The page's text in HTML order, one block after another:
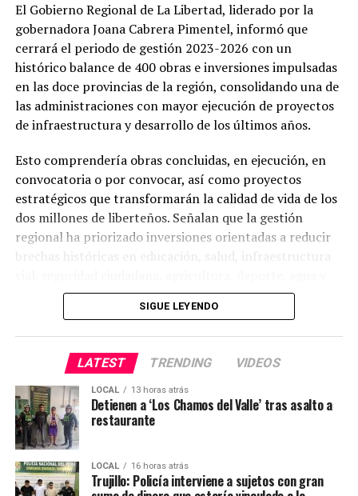
El Gobierno Regional de La Libertad, liderado por la
gobernadora Joana Cabrera Pimentel, informó que
cerrará el periodo de gestión 2023-2026 con un
histórico balance de 400 obras e inversiones impulsadas
en las doce provincias de la región, consolidando una de
las administraciones con mayor ejecución de proyectos
de infraestructura y desarrollo de los últimos años.
Esto comprendería obras concluidas, en ejecución, en
convocatoria o por convocar, así como proyectos
estratégicos que transformarán la calidad de vida de los
dos millones de liberteños. Señalan que la gestión
regional ha priorizado inversiones orientadas a reducir
brechas históricas en educación, salud, infraestructura
saneamiento.
Del total de intervenciones, 120 corresponden al sector
Educación, 58 a Salud, 85 a infraestructura vial, 14 a
Seguridad Ciudadana, 31 a Agricultura, 30 a
infraestructura deportiva y 54 a proyectos de agua,
saneamiento, electrificación y otros servicios básicos. A
esto hay que sumar que se preparan nuevas compras de
logística para la PNP, así como nuevos trabajos de
SIGUE LEYENDO
LATEST TRENDING VIDEOS
LOCAL 13 horas atrás
Detienen a ‘Los Chamos del Valle’ tras asalto a
restaurante
LOCAL 16 horas atrás
Trujillo: Policía interviene a sujetos con gran